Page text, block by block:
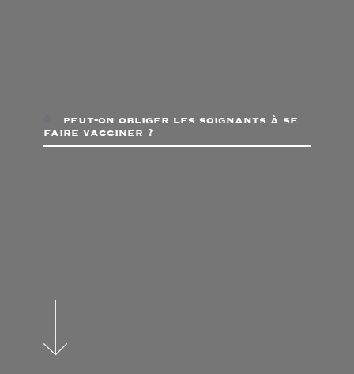
peut-on obliger les soignants à se
faire vacciner ?